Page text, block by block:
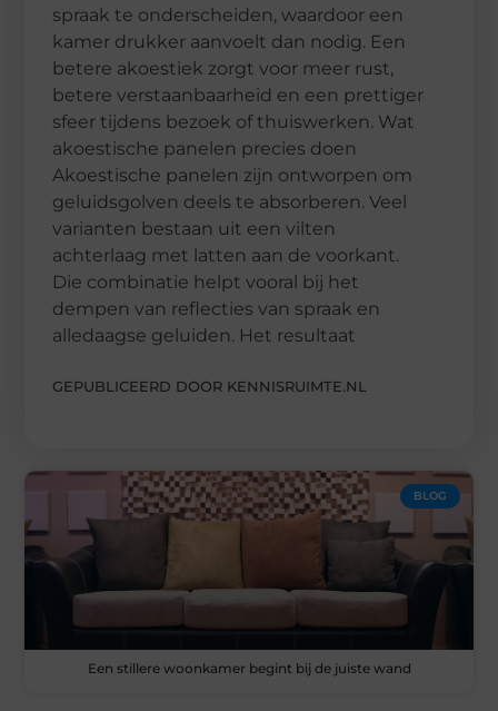
spraak te onderscheiden, waardoor een
kamer drukker aanvoelt dan nodig. Een
betere akoestiek zorgt voor meer rust,
betere verstaanbaarheid en een prettiger
sfeer tijdens bezoek of thuiswerken. Wat
akoestische panelen precies doen
Akoestische panelen zijn ontworpen om
geluidsgolven deels te absorberen. Veel
varianten bestaan uit een vilten
achterlaag met latten aan de voorkant.
Die combinatie helpt vooral bij het
dempen van reflecties van spraak en
alledaagse geluiden. Het resultaat
GEPUBLICEERD DOOR KENNISRUIMTE.NL
BLOG
Een stillere woonkamer begint bij de juiste wand